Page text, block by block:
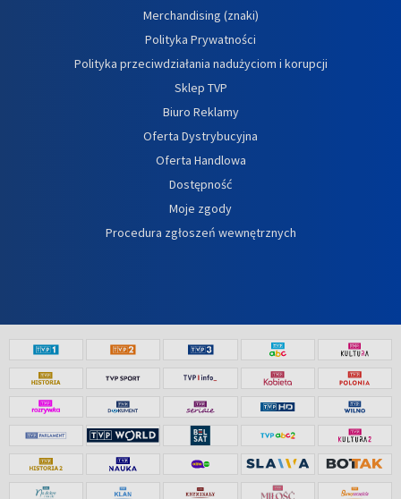
Merchandising (znaki)
Polityka Prywatności
Polityka przeciwdziałania nadużyciom i korupcji
Sklep TVP
Biuro Reklamy
Oferta Dystrybucyjna
Oferta Handlowa
Dostępność
Moje zgody
Procedura zgłoszeń wewnętrznych